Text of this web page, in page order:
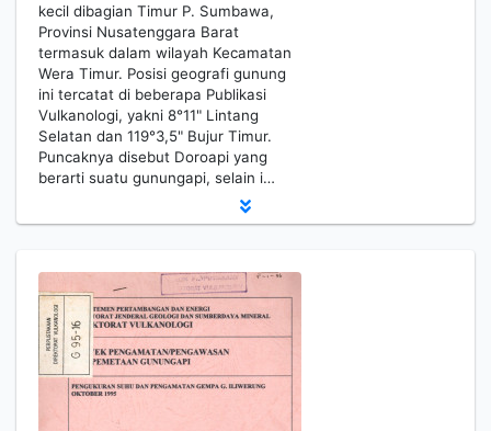
kecil dibagian Timur P. Sumbawa,
Provinsi Nusatenggara Barat
termasuk dalam wilayah Kecamatan
Wera Timur. Posisi geografi gunung
ini tercatat di beberapa Publikasi
Vulkanologi, yakni 8°11" Lintang
Selatan dan 119°3,5" Bujur Timur.
Puncaknya disebut Doroapi yang
berarti suatu gunungapi, selain i…